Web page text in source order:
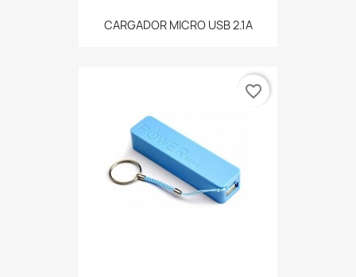
CARGADOR MICRO USB 2.1A
favorite_border